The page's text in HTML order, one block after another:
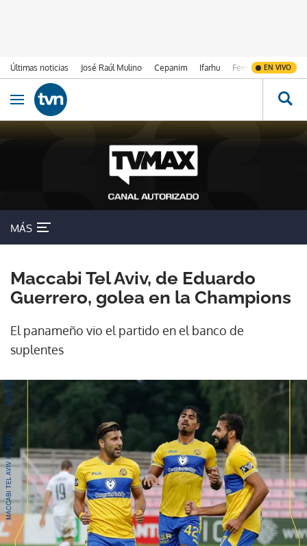
Últimas noticias José Raúl Mulino Cepanim Ifarhu Fenómeno de El
EN VIVO
Ir al contenido
Obrir navegació
MÁS
Maccabi Tel Aviv, de Eduardo
Guerrero, golea en la Champions
El panameño vio el partido en el banco de
suplentes